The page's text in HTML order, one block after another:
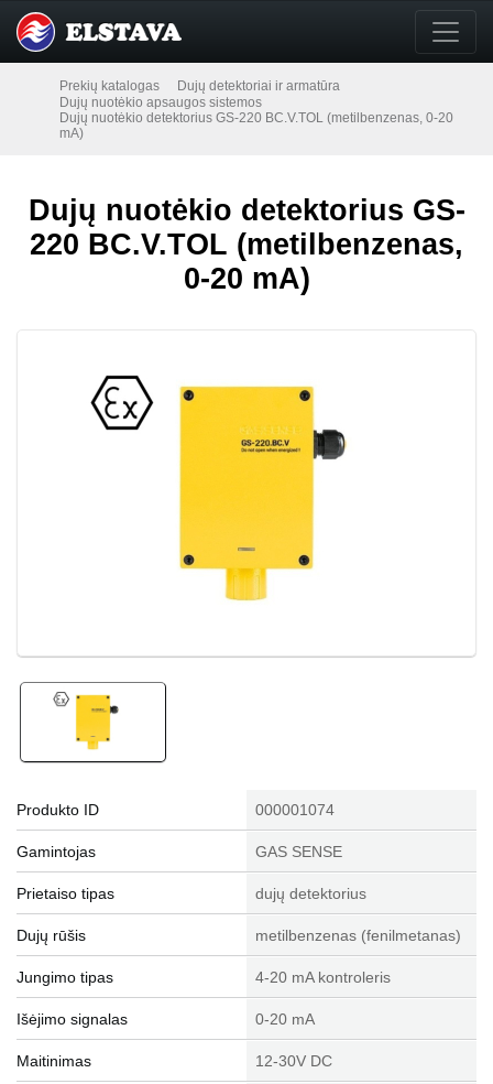
Prekių katalogas
Dujų detektoriai ir armatūra
Dujų nuotėkio apsaugos sistemos
Dujų nuotėkio detektorius GS-220 BC.V.TOL (metilbenzenas, 0-20
mA)
Dujų nuotėkio detektorius GS-
220 BC.V.TOL (metilbenzenas,
0-20 mA)
Produkto ID 000001074
Gamintojas GAS SENSE
Prietaiso tipas dujų detektorius
Dujų rūšis metilbenzenas (fenilmetanas)
Jungimo tipas 4-20 mA kontroleris
Išėjimo signalas 0-20 mA
Maitinimas 12-30V DC